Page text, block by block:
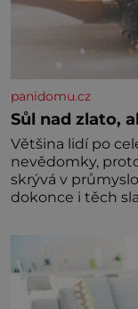
panidomu.cz
Sůl nad zlato,
Většina lidí po
nevědomky,
skrývá v
dokonce i těch
běžné. Její